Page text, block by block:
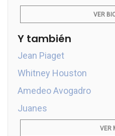
VER
Y también
Jean Piaget
Whitney Houston
Amedeo Avogadro
Juanes
VER